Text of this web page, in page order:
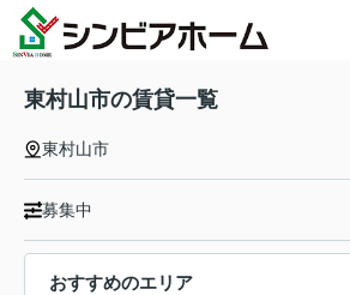
東村山市の賃貸一覧
東村山市
募集中
おすすめのエリア